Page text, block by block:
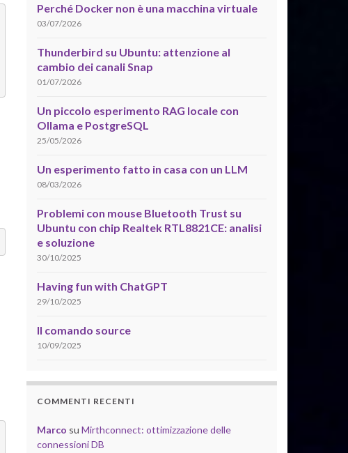
Perché Docker non è una macchina virtuale
03/07/2026
Thunderbird su Ubuntu: attenzione al
cambio dei canali Snap
01/07/2026
Un piccolo esperimento RAG locale con
Ollama e PostgreSQL
25/05/2026
Un esperimento fatto in casa con un LLM
08/03/2026
Problemi con mouse Bluetooth Trust su
Ubuntu con chip Realtek RTL8821CE: analisi
e soluzione
30/10/2025
Having fun with ChatGPT
29/10/2025
Il comando source
10/09/2025
COMMENTI RECENTI
Marco su Mirthconnect: ottimizzazione delle
connessioni DB